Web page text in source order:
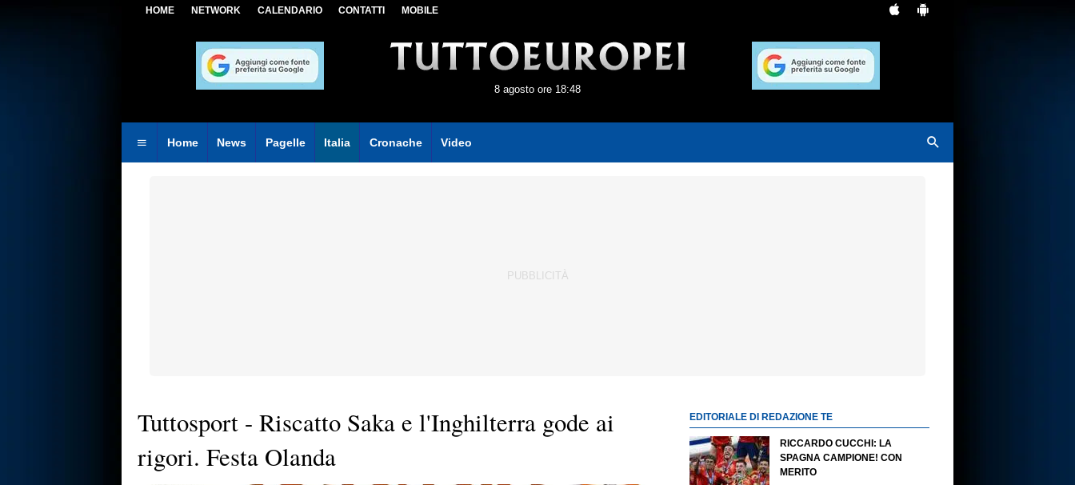
HOME NETWORK CALENDARIO CONTATTI MOBILE
8 agosto ore 18:48
Home News Pagelle Italia Cronache Video
Tuttosport - Riscatto Saka e l'Inghilterra gode ai
rigori. Festa Olanda
EDITORIALE DI REDAZIONE TE
RICCARDO CUCCHI: LA
SPAGNA CAMPIONE! CON
MERITO